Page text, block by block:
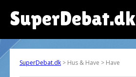
SuperDebat.dk
SuperDebat.dk > Hus & Have > Have